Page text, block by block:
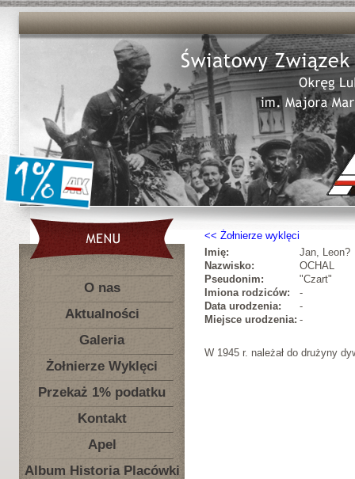
O nas
Aktualności
Galeria
Żołnierze Wyklęci
Przekaż 1% podatku
Kontakt
Apel
Album Historia Placówki
Żołnierze wyklęci
Imię:
Jan, Leon?
Nazwisko:
OCHAL
Pseudonim:
"Czart"
Imiona rodziców:
-
Data urodzenia:
-
Miejsce urodzenia: -
W 1945 r. należał do drużyny